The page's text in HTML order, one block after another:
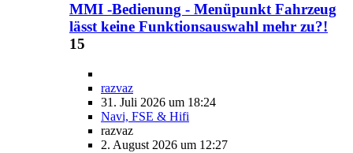
MMI -Bedienung - Menüpunkt Fahrzeug
lässt keine Funktionsauswahl mehr zu?!
15
razvaz
31. Juli 2026 um 18:24
Navi, FSE & Hifi
razvaz
2. August 2026 um 12:27